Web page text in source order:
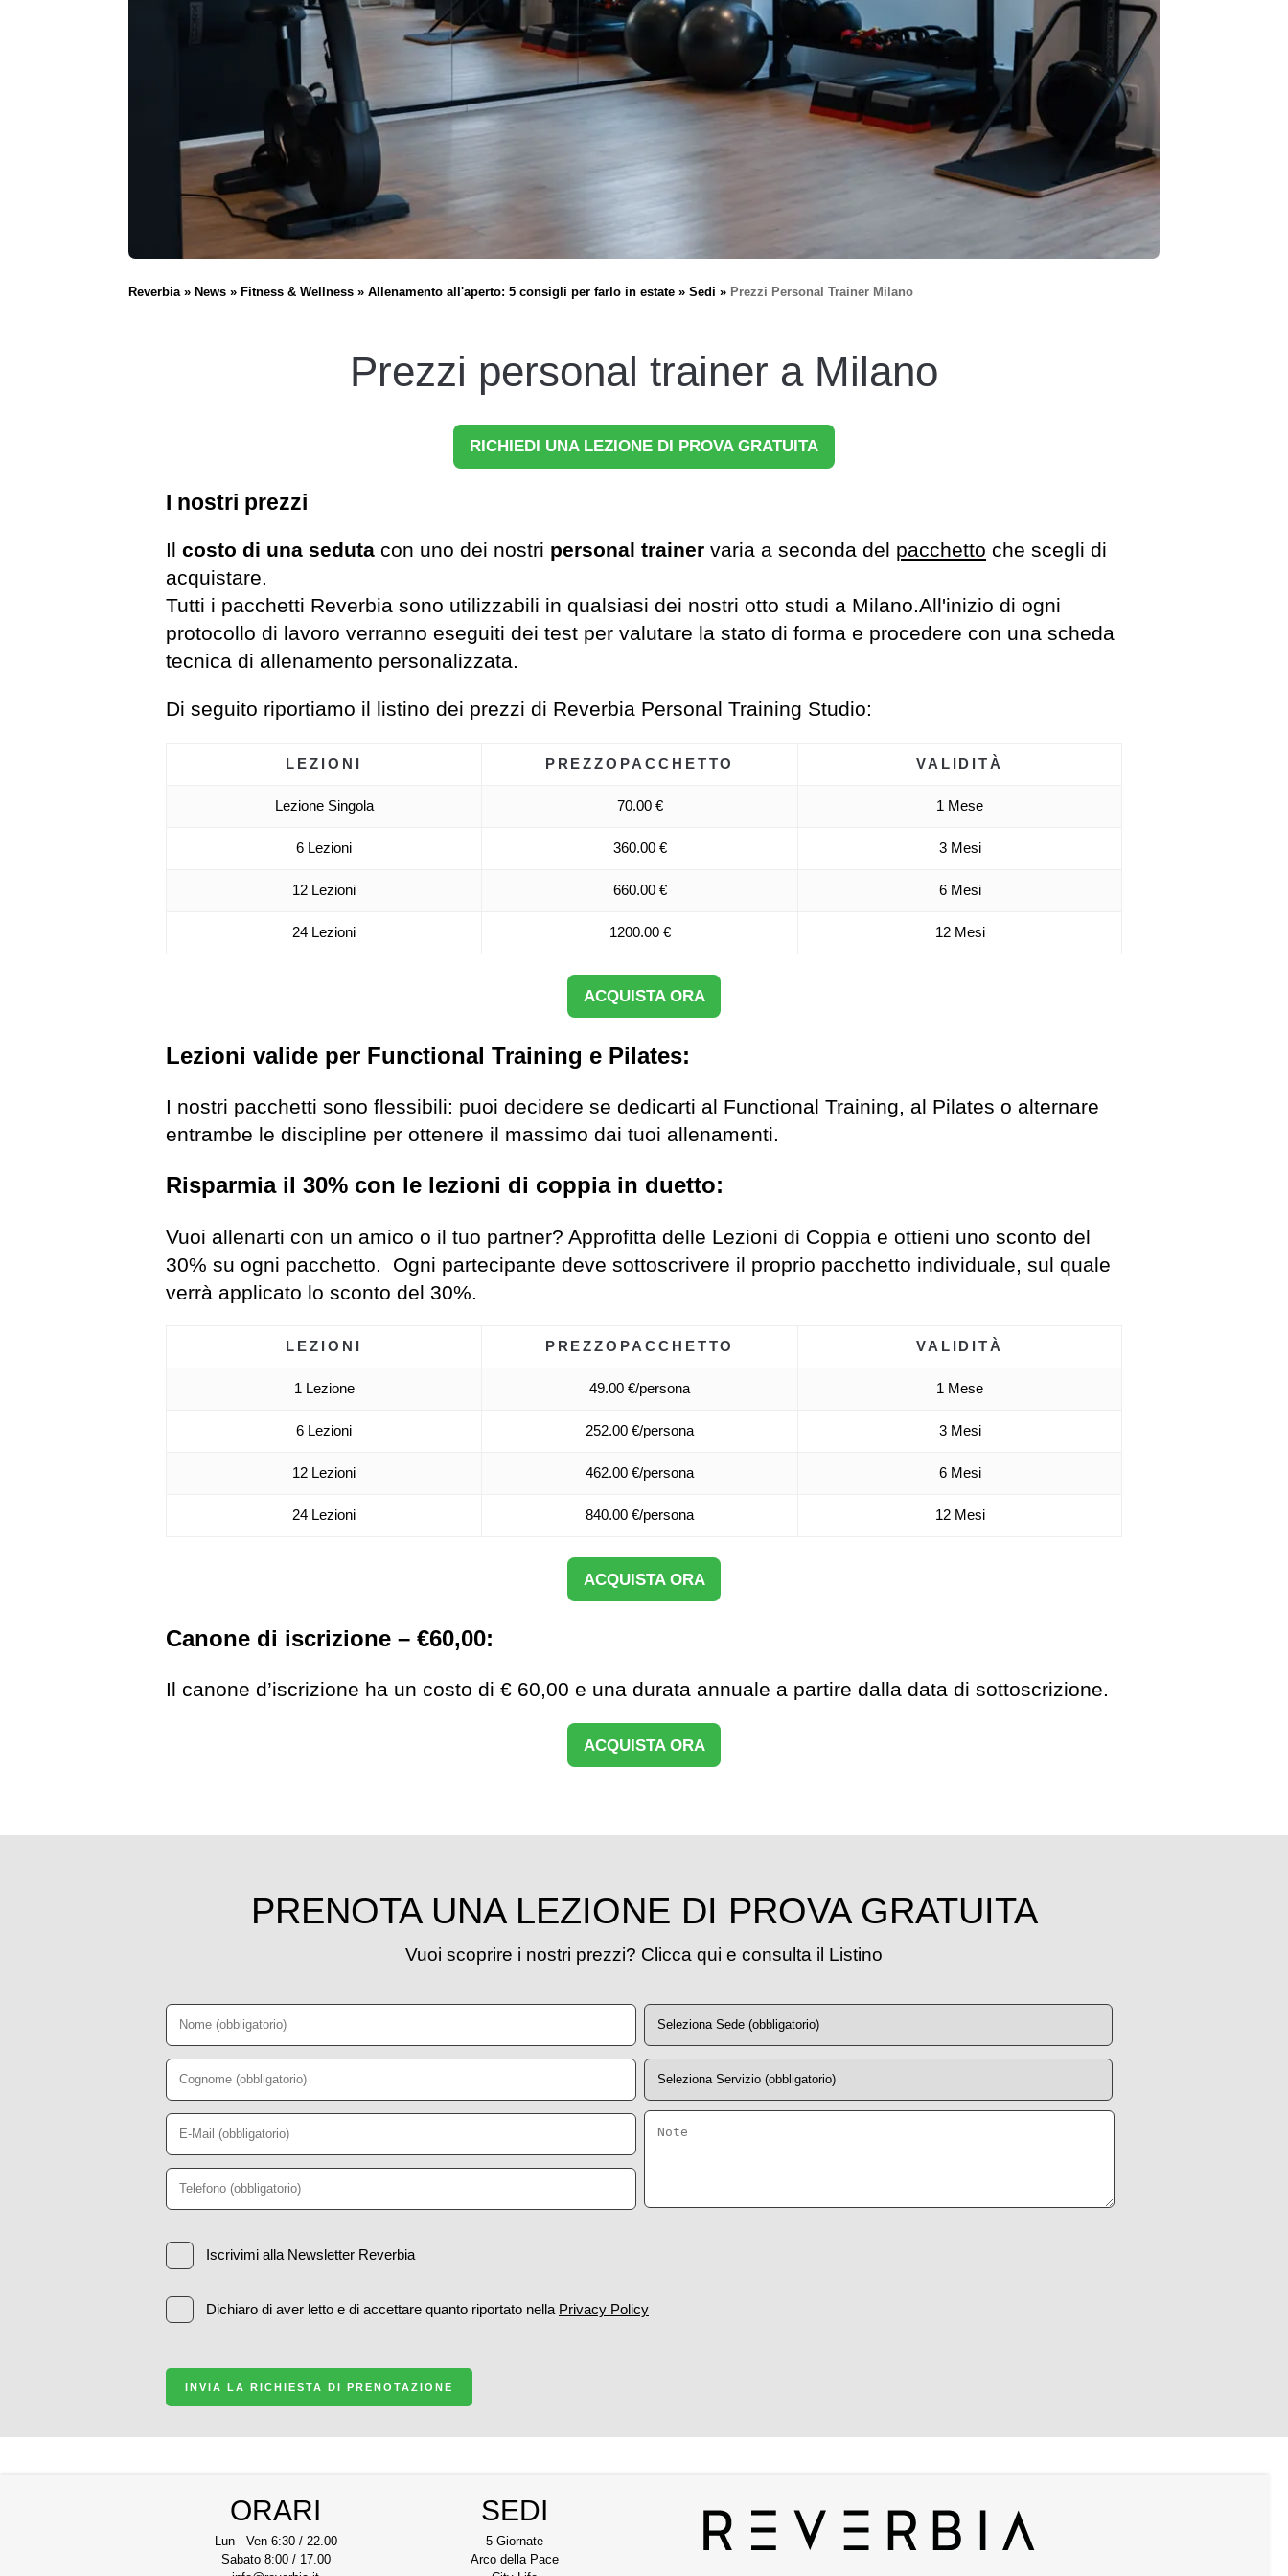
Reverbia News Fitness & Wellness Allenamento all'aperto: 5 consigli per farlo in estate Sedi Prezzi Personal Trainer Milano
Prezzi personal trainer a Milano
RICHIEDI UNA LEZIONE DI PROVA GRATUITA
I nostri prezzi
Il costo di una seduta con uno dei nostri personal trainer varia a seconda del pacchetto che scegli di
acquistare.
Tutti i pacchetti Reverbia sono utilizzabili in qualsiasi dei nostri otto studi a Milano.All'inizio di ogni
protocollo di lavoro verranno eseguiti dei test per valutare la stato di forma e procedere con una scheda
tecnica di allenamento personalizzata.
Di seguito riportiamo il listino dei prezzi di Reverbia Personal Training Studio:
LEZIONI PREZZO PACCHETTO VALIDITÀ
Lezione Singola 70.00 € 1 Mese
6 Lezioni 360.00 € 3 Mesi
12 Lezioni 660.00 € 6 Mesi
24 Lezioni 1200.00 € 12 Mesi
ACQUISTA ORA
Lezioni valide per Functional Training e Pilates:
I nostri pacchetti sono flessibili: puoi decidere se dedicarti al Functional Training, al Pilates o alternare
entrambe le discipline per ottenere il massimo dai tuoi allenamenti.
Risparmia il 30% con le lezioni di coppia in duetto:
Vuoi allenarti con un amico o il tuo partner? Approfitta delle Lezioni di Coppia e ottieni uno sconto del
30% su ogni pacchetto. Ogni partecipante deve sottoscrivere il proprio pacchetto individuale, sul quale
verrà applicato lo sconto del 30%.
LEZIONI PREZZO PACCHETTO VALIDITÀ
1 Lezione 49.00 €/persona 1 Mese
6 Lezioni 252.00 €/persona 3 Mesi
12 Lezioni 462.00 €/persona 6 Mesi
24 Lezioni 840.00 €/persona 12 Mesi
ACQUISTA ORA
Canone di iscrizione – €60,00:
Il canone d’iscrizione ha un costo di € 60,00 e una durata annuale a partire dalla data di sottoscrizione.
ACQUISTA ORA
PRENOTA UNA LEZIONE DI PROVA GRATUITA
Vuoi scoprire i nostri prezzi? Clicca qui e consulta il Listino
Iscrivimi alla Newsletter Reverbia
Dichiaro di aver letto e di accettare quanto riportato nella Privacy Policy
INVIA LA RICHIESTA DI PRENOTAZIONE
ORARI
Lun - Ven 6:30 / 22.00
Sabato 8:00 / 17.00
SEDI
5 Giornate
Arco della Pace